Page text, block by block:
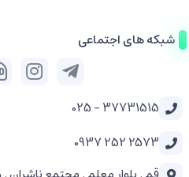
شبکه های اجتماعی
37731515 - 025
2573 252 0937